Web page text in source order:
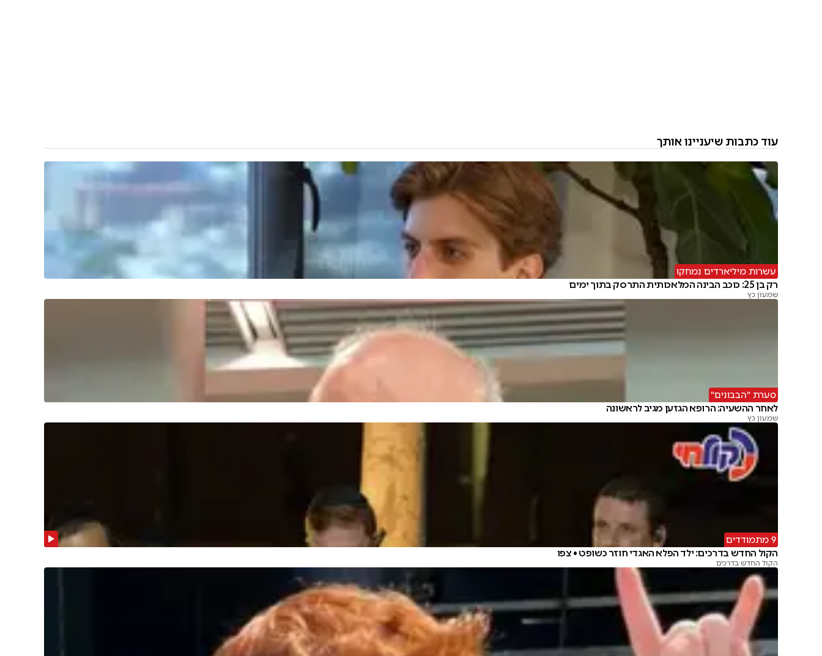
עוד כתבות שיעניינו אותך
עשרות מיליארדים נמחקו
רק בן 25: כוכב הבינה המלאכותית התרסק בתוך ימים
שמעון כץ
סערת "הבבונים"
לאחר ההשעיה: הרופא הגזען מגיב לראשונה
שמעון כץ
9 מתמודדים
הקול החדש בדרכים: ילד הפלא האגדי חוזר כשופט • צפו
הקול החדש בדרכים